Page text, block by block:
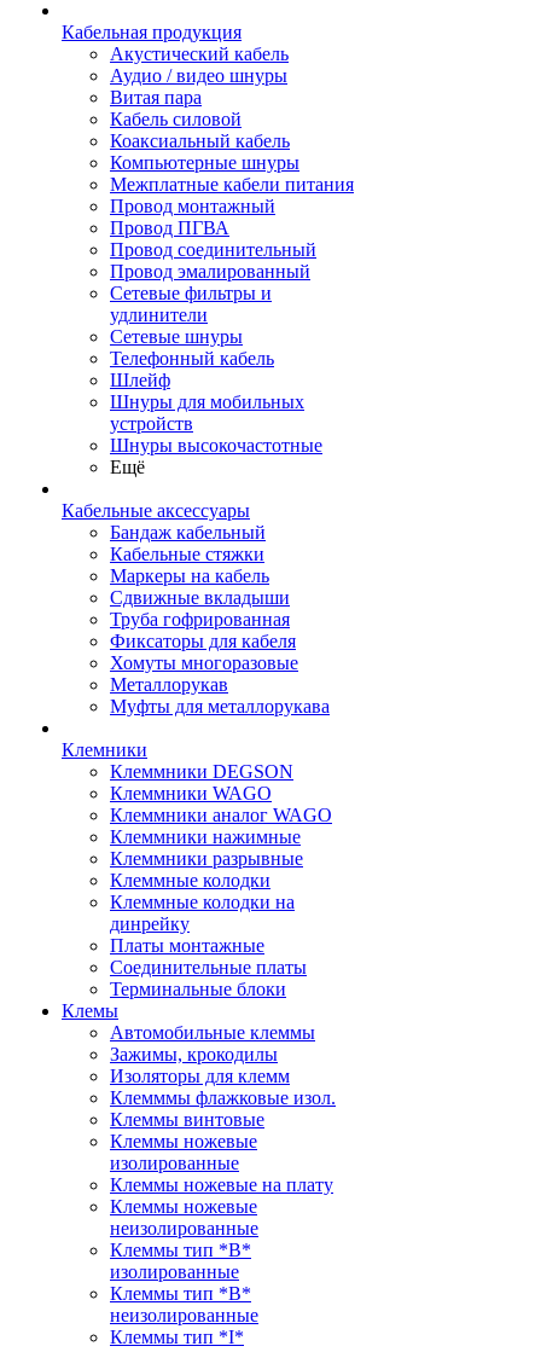
Кабельная продукция
Акустический кабель
Аудио / видео шнуры
Витая пара
Кабель силовой
Коаксиальный кабель
Компьютерные шнуры
Межплатные кабели питания
Провод монтажный
Провод ПГВА
Провод соединительный
Провод эмалированный
Сетевые фильтры и
удлинители
Сетевые шнуры
Телефонный кабель
Шлейф
Шнуры для мобильных
устройств
Шнуры высокочастотные
Ещё
Кабельные аксессуары
Бандаж кабельный
Кабельные стяжки
Маркеры на кабель
Сдвижные вкладыши
Труба гофрированная
Фиксаторы для кабеля
Хомуты многоразовые
Металлорукав
Муфты для металлорукава
Клемники
Клеммники DEGSON
Клеммники WAGO
Клеммники аналог WAGO
Клеммники нажимные
Клеммники разрывные
Клеммные колодки
Клеммные колодки на
динрейку
Платы монтажные
Соединительные платы
Терминальные блоки
Клемы
Автомобильные клеммы
Зажимы, крокодилы
Изоляторы для клемм
Клемммы флажковые изол.
Клеммы винтовые
Клеммы ножевые
изолированные
Клеммы ножевые на плату
Клеммы ножевые
неизолированные
Клеммы тип *B*
изолированные
Клеммы тип *B*
неизолированные
Клеммы тип *I*